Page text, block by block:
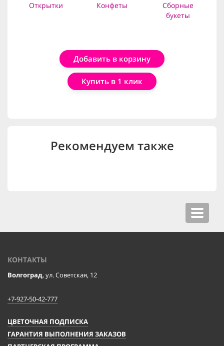
Открытки Конфеты
Сборные
букеты
Добавить в корзину
Купить в 1 клик
Рекомендуем также
Toggle
КОНТАКТЫ
Волгоград, ул. Советская, 12
+7-927-50-42-777
ЦВЕТОЧНАЯ ПОДПИСКА
ГАРАНТИЯ ВЫПОЛНЕНИЯ ЗАКАЗОВ